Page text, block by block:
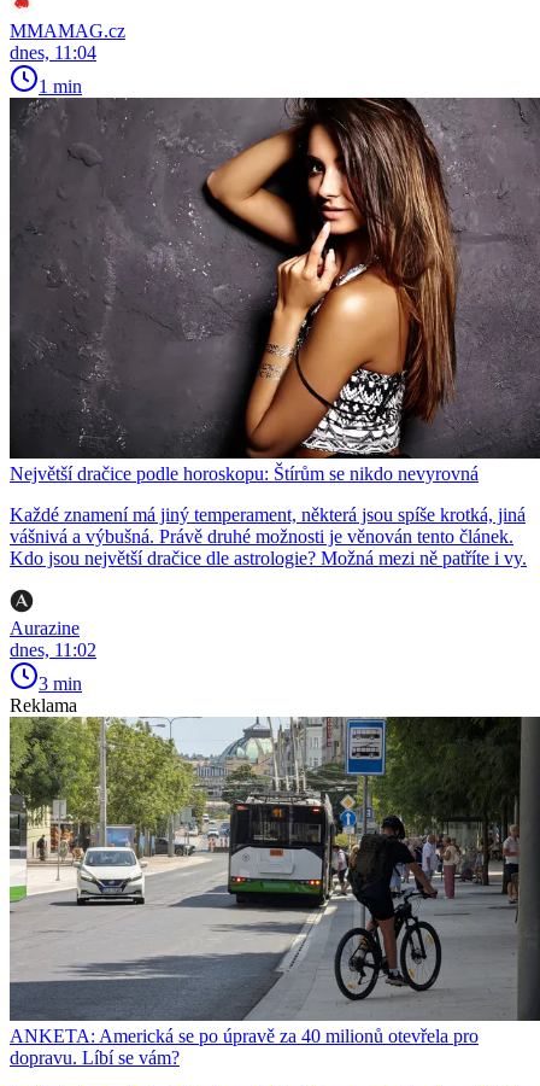
MMAMAG.cz
dnes, 11:04
1 min
Největší dračice podle horoskopu: Štírům se nikdo nevyrovná
Každé znamení má jiný temperament, některá jsou spíše krotká, jiná
vášnivá a výbušná. Právě druhé možnosti je věnován tento článek.
Kdo jsou největší dračice dle astrologie? Možná mezi ně patříte i vy.
Aurazine
dnes, 11:02
3 min
Reklama
ANKETA: Americká se po úpravě za 40 milionů otevřela pro
dopravu. Líbí se vám?